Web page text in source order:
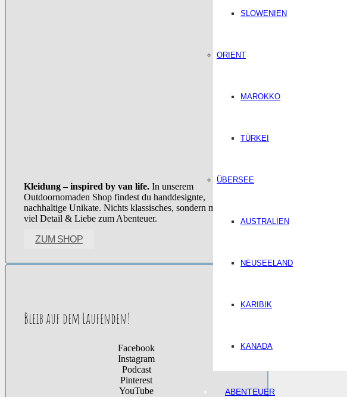
SLOWENIEN
ORIENT
MAROKKO
TÜRKEI
ÜBERSEE
AUSTRALIEN
NEUSEELAND
KARIBIK
KANADA
ABENTEUER
Kleidung – inspired by van life. In unserem
Outdoornomaden Shop findest du handdesignte,
nachhaltige Unikate. Nichts klassisches, sondern mit ganz
viel Detail & Liebe zum Abenteuer.
ZUM SHOP
Bleib auf dem Laufenden!
Facebook
Instagram
Podcast
Pinterest
YouTube